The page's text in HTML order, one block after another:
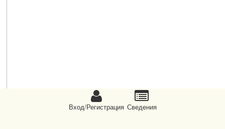
Вход/Регистрация Сведeния